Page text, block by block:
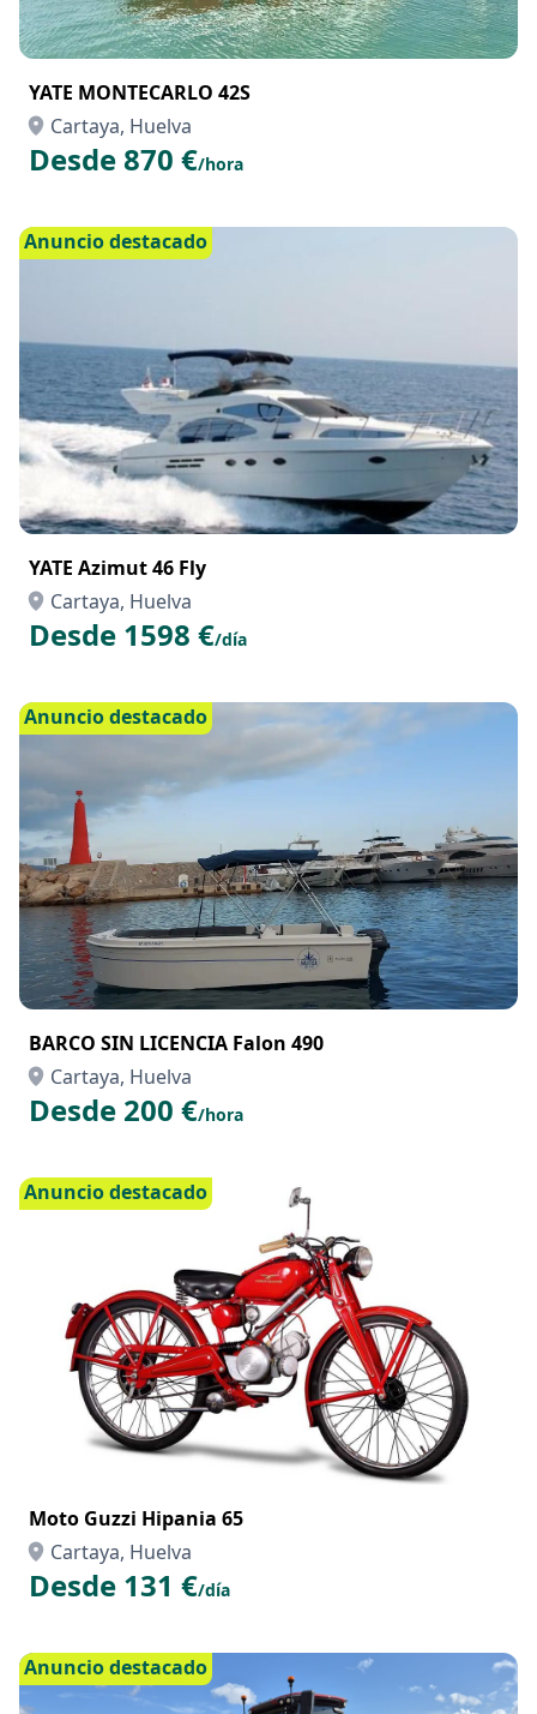
YATE MONTECARLO 42S
Cartaya, Huelva
Desde 870 €/hora
Anuncio destacado
YATE Azimut 46 Fly
Cartaya, Huelva
Desde 1598 €/día
Anuncio destacado
BARCO SIN LICENCIA Falon 490
Cartaya, Huelva
Desde 200 €/hora
Anuncio destacado
Moto Guzzi Hipania 65
Cartaya, Huelva
Desde 131 €/día
Anuncio destacado